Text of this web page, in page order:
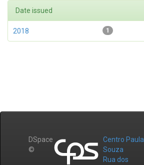
Date issued
1
2018
DSpace
©
Centro Paula
Souza
Rua dos